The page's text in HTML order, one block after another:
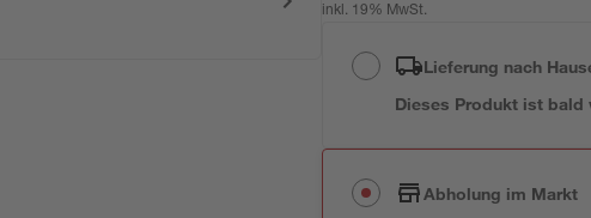
inkl. 19% MwSt.
Lieferung nach
Dieses Produkt ist bald
Abholung im Markt